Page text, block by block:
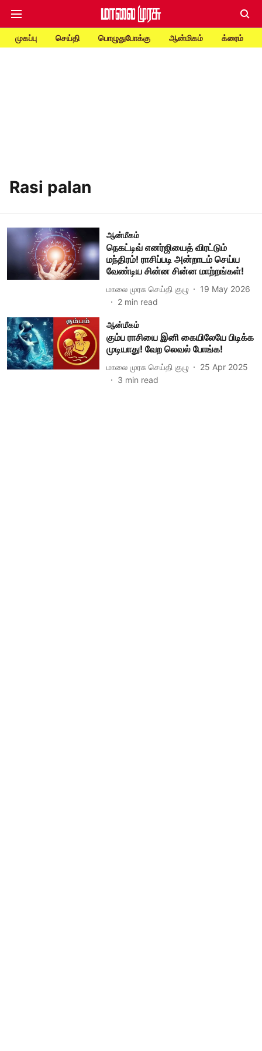
முகப்பு செய்தி பொழுதுபோக்கு ஆன்மிகம் க்ரைம்
Rasi palan
ஆன்மீகம்
நெகட்டிவ் எனர்ஜியைத் விரட்டும்
மந்திரம்! ராசிப்படி அன்றாடம் செய்ய
வேண்டிய சின்ன சின்ன மாற்றங்கள்!
மாலை முரசு செய்தி குழு
19 May 2026
2 min read
ஆன்மீகம்
கும்ப ராசியை இனி கையிலேயே பிடிக்க
முடியாது! வேற லெவல் போங்க!
மாலை முரசு செய்தி குழு
25 Apr 2025
3 min read